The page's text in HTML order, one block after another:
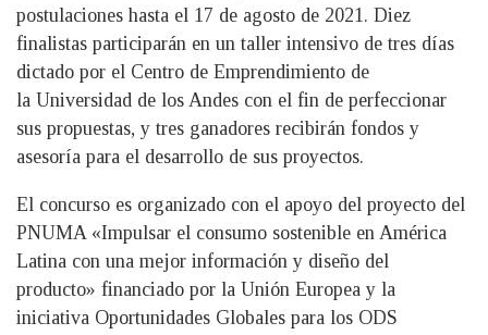
postulaciones hasta el 17 de agosto de 2021. Diez
finalistas participarán en un taller intensivo de tres días
dictado por el Centro de Emprendimiento de
la Universidad de los Andes con el fin de perfeccionar
sus propuestas, y tres ganadores recibirán fondos y
asesoría para el desarrollo de sus proyectos.
El concurso es organizado con el apoyo del proyecto del
PNUMA «Impulsar el consumo sostenible en América
Latina con una mejor información y diseño del
producto» financiado por la Unión Europea y la
iniciativa Oportunidades Globales para los ODS